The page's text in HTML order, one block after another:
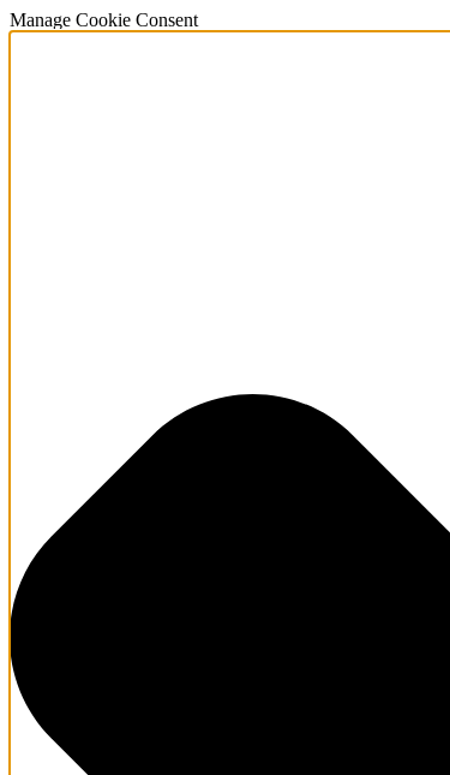
Manage Cookie Consent